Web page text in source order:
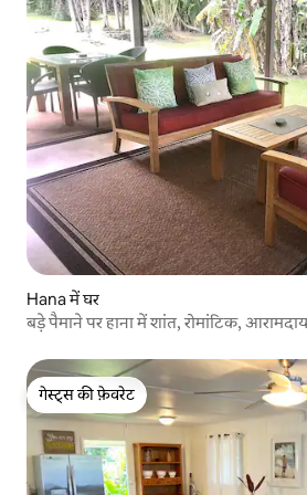
Hana में घर
बड़े पैमाने पर हाना में शांत, रोमांटिक,
गेस्ट्स की फ़ेवरेट
गेस्ट्स की फ़ेवरेट